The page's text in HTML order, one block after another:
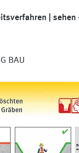
| sehen
BAU